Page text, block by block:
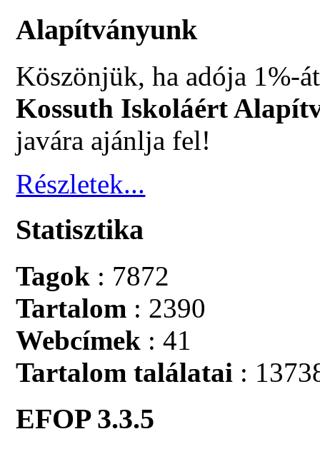
Alapítványunk
Köszönjük, ha adója 1%-
Kossuth Iskoláért
javára ajánlja fel!
Részletek...
Statisztika
Tagok : 7872
Tartalom : 2390
Webcímek : 41
Tartalom találatai :
EFOP 3.3.5